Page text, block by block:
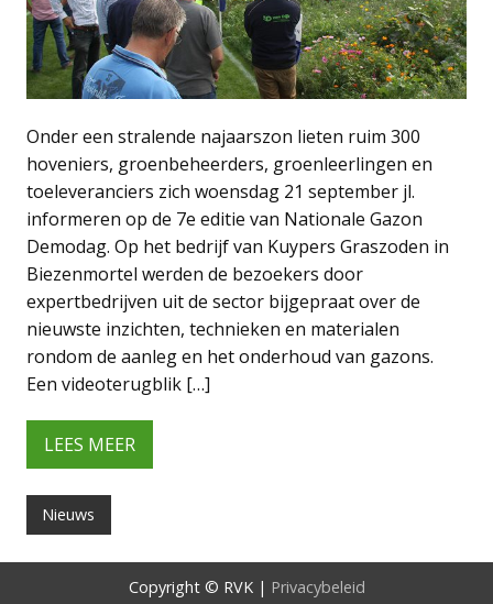
Onder een stralende najaarszon lieten ruim 300
hoveniers, groenbeheerders, groenleerlingen en
toeleveranciers zich woensdag 21 september jl.
informeren op de 7e editie van Nationale Gazon
Demodag. Op het bedrijf van Kuypers Graszoden in
Biezenmortel werden de bezoekers door
expertbedrijven uit de sector bijgepraat over de
nieuwste inzichten, technieken en materialen
rondom de aanleg en het onderhoud van gazons.
Een videoterugblik […]
LEES MEER
Nieuws
Copyright © RVK | Privacybeleid